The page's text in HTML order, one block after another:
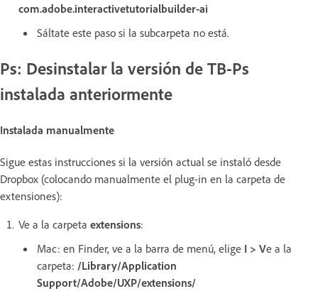
com.adobe.interactivetutorialbuilder-ai
Sáltate este paso si la subcarpeta no está.
Ps: Desinstalar la versión de TB-Ps
instalada anteriormente
Instalada manualmente
Sigue estas instrucciones si la versión actual se instaló desde
Dropbox (colocando manualmente el plug-in en la carpeta de
extensiones):
Ve a la carpeta extensions:
Mac: en Finder, ve a la barra de menú, elige I > Ve a la
carpeta: /Library/Application
Support/Adobe/UXP/extensions/